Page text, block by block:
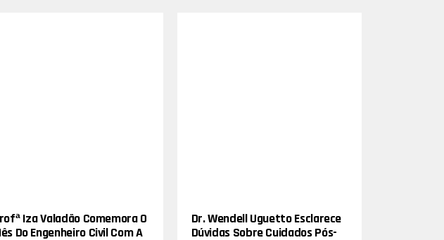
Iza Valadão Comemora O
Do Engenheiro Civil Com A
Dr. Wendell Uguetto Esclarece
Dúvidas Sobre Cuidados Pós-